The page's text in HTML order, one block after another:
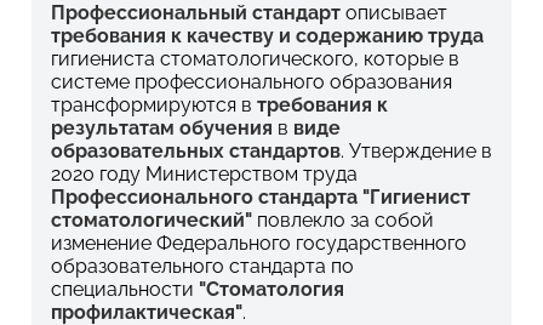
Профессиональный стандарт описывает
требования к качеству и содержанию труда
гигиениста стоматологического, которые в
системе профессионального образования
трансформируются в требования к
результатам обучения в виде
образовательных стандартов. Утверждение в
2020 году Министерством труда
Профессионального стандарта "Гигиенист
стоматологический" повлекло за собой
изменение Федерального государственного
образовательного стандарта по
специальности "Стоматология
профилактическая".